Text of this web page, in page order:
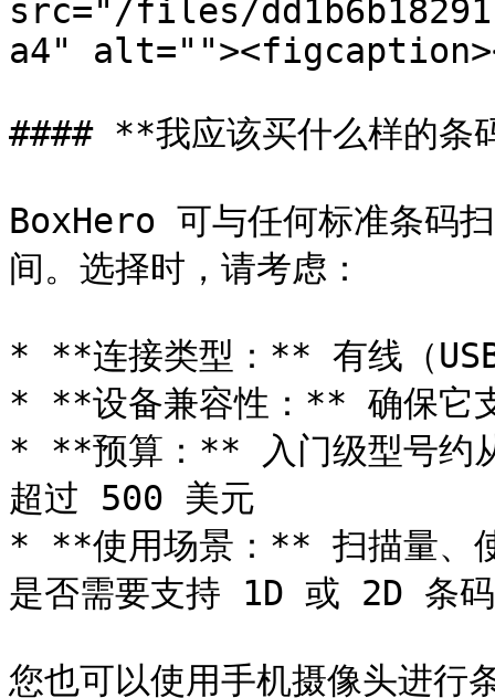
src="/files/
a4"
#### **我应该买什么样的条
BoxHero 可与任何标准条码
间。选择时，请考虑：
* **连接类型：** 有线（
* **设备兼容性：** 确保它
* **预算：** 入门级型号约
超过 500 美元
* **使用场景：** 扫描量、
是否需要支持 1D 或 2D 条码
您也可以使用手机摄像头进行